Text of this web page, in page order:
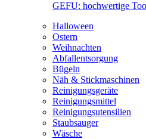
GEFU: hochwertige
Halloween
Ostern
Weihnachten
Abfallentsorgung
Bügeln
Näh & Stickmaschinen
Reinigungsgeräte
Reinigungsmittel
Reinigungsutensilien
Staubsauger
Wäsche